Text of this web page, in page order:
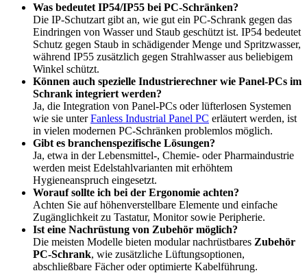
Was bedeutet IP54/IP55 bei PC-Schränken?
Die IP-Schutzart gibt an, wie gut ein PC-Schrank gegen das
Eindringen von Wasser und Staub geschützt ist. IP54 bedeutet
Schutz gegen Staub in schädigender Menge und Spritzwasser,
während IP55 zusätzlich gegen Strahlwasser aus beliebigem
Winkel schützt.
Können auch spezielle Industrierechner wie Panel-PCs im
Schrank integriert werden?
Ja, die Integration von Panel-PCs oder lüfterlosen Systemen
wie sie unterFanless Industrial Panel PC erläutert werden, ist
in vielen modernen PC-Schränken problemlos möglich.
Gibt es branchenspezifische Lösungen?
Ja, etwa in der Lebensmittel-, Chemie- oder Pharmaindustrie
werden meist Edelstahlvarianten mit erhöhtem
Hygieneanspruch eingesetzt.
Worauf sollte ich bei der Ergonomie achten?
Achten Sie auf höhenverstellbare Elemente und einfache
Zugänglichkeit zu Tastatur, Monitor sowie Peripherie.
Ist eine Nachrüstung von Zubehör möglich?
Die meisten Modelle bieten modular nachrüstbares Zubehör
PC-Schrank, wie zusätzliche Lüftungsoptionen,
abschließbare Fächer oder optimierte Kabelführung.